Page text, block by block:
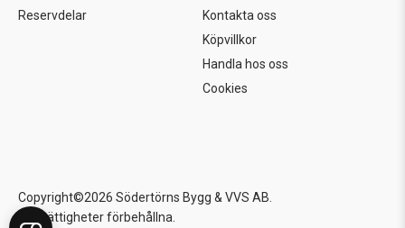
Reservdelar
Kontakta oss
Köpvillkor
Handla hos oss
Cookies
Copyright©2026 Södertörns Bygg & VVS AB.
Alla rättigheter förbehållna.